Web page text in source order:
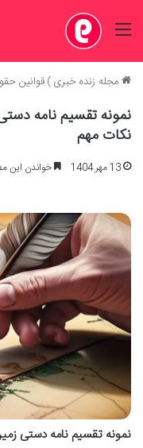
منو
مجله زنده خبری)قوانین
نمونه تقسیم نامه
نکات مهم
13 مهر 1404 خواندن این مطلب 32 دقیقه
نمونه تقسیم نامه دستی